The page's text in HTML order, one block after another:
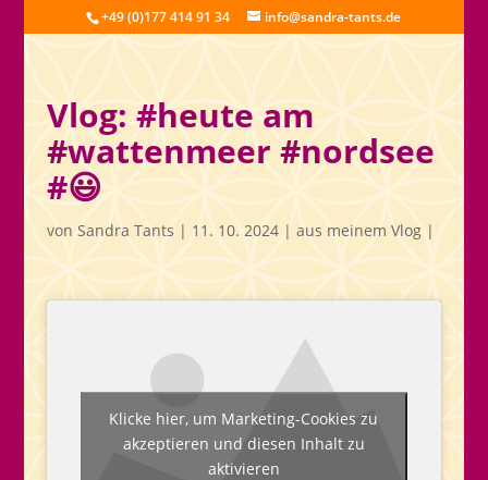
+49 (0)177 414 91 34 info@sandra-tants.de
Vlog: #heute am
#wattenmeer #nordsee
#😃
von Sandra Tants | 11. 10. 2024| aus meinem Vlog|
Klicke hier, um Marketing-Cookies zu
akzeptieren und diesen Inhalt zu
aktivieren